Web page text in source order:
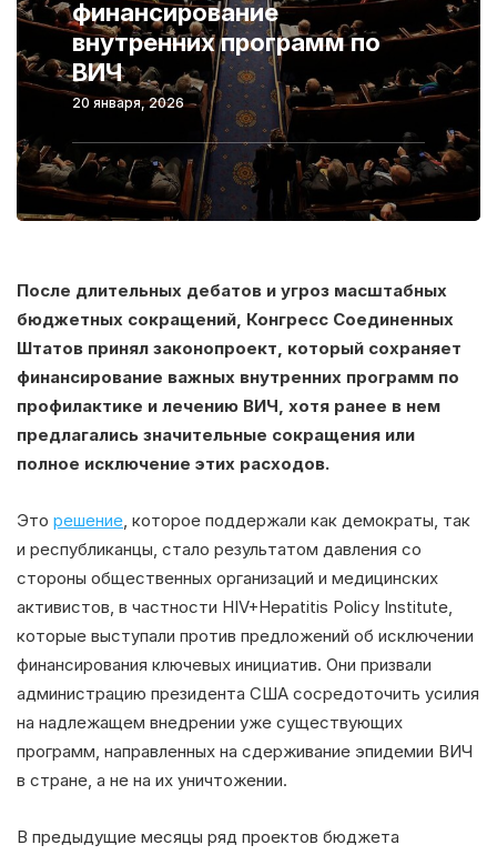
финансирование
внутренних программ по
ВИЧ
20 января, 2026
После длительных дебатов и угроз масштабных
бюджетных сокращений, Конгресс Соединенных
Штатов принял законопроект, который сохраняет
финансирование важных внутренних программ по
профилактике и лечению ВИЧ, хотя ранее в нем
предлагались значительные сокращения или
полное исключение этих расходов.
Это решение , которое поддержали как демократы, так
и республиканцы, стало результатом давления со
стороны общественных организаций и медицинских
активистов, в частности HIV+Hepatitis Policy Institute,
которые выступали против предложений об исключении
финансирования ключевых инициатив. Они призвали
администрацию президента США сосредоточить усилия
на надлежащем внедрении уже существующих
программ, направленных на сдерживание эпидемии ВИЧ
в стране, а не на их уничтожении.
В предыдущие месяцы ряд проектов бюджета